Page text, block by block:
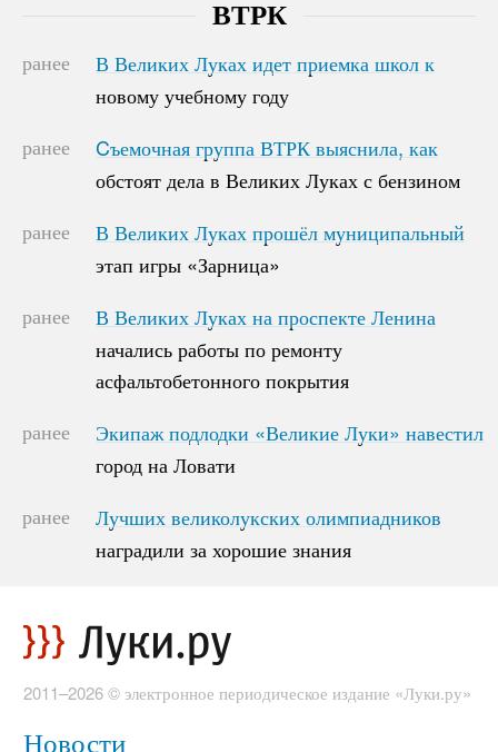
ВТРК
ранее
В Великих Луках идет приемка школ к
новому учебному году
В Великих Луках идет приемка школ к
новому учебному году
ранее
Cъемочная группа ВТРК выяснила, как
обстоят дела в Великих Луках с бензином
Cъемочная группа ВТРК выяснила, как
обстоят дела в Великих Луках с бензином
ранее
В Великих Луках прошёл муниципальный
этап игры «Зарница»
В Великих Луках прошёл муниципальный
этап игры «Зарница»
ранее
В Великих Луках на проспекте Ленина
начались работы по ремонту
асфальтобетонного покрытия
В Великих Луках на проспекте Ленина
начались работы по ремонту
асфальтобетонного покрытия
ранее
Экипаж подлодки «Великие Луки» навестил
город на Ловати
Экипаж подлодки «Великие Луки» навестил
город на Ловати
ранее
Лучших великолукских олимпиадников
наградили за хорошие знания
Лучших великолукских олимпиадников
наградили за хорошие знания
2011–2026 © электронное периодическое издание «Луки.ру»
Новости